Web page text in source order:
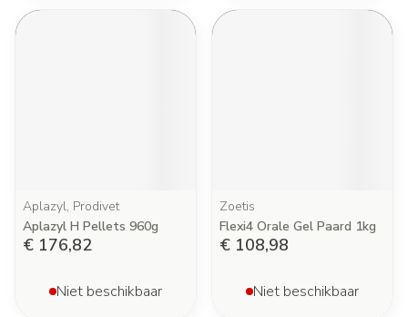
Aplazyl, Prodivet
Aplazyl H Pellets 960g
€ 176,82
Niet beschikbaar
Zoetis
Flexi4 Orale Gel Paard 1kg
€ 108,98
Niet beschikbaar